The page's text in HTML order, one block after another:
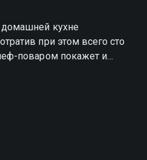
кухне
при этом всего сто
поваром покажет и
Телеканал запускает
Белькович, шеф-
ресторанов, автор
международных
СТС по проекту